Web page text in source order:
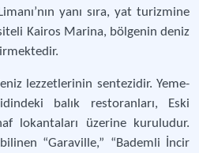
yanı sıra, yat turizmine
Kairos Marina, bölgenin deniz
lezzetlerinin sentezidir. Yeme-
balık restoranları, Eski
lokantaları üzerine kuruludur.
“Garaville,” “Bademli İncir